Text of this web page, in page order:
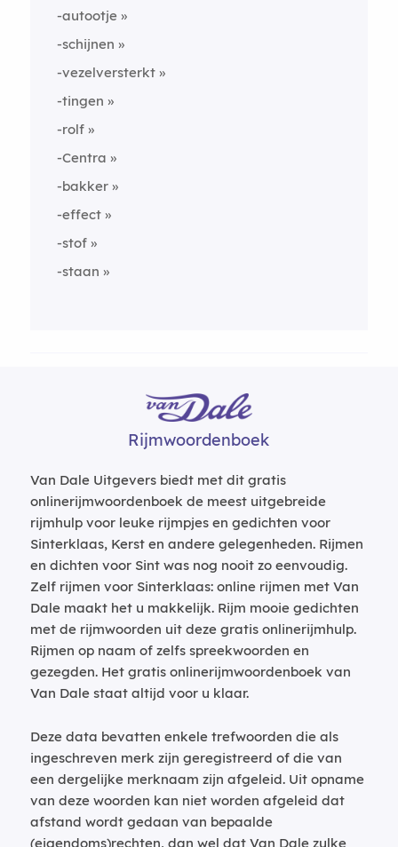
-autootje
-schijnen
-vezelversterkt
-tingen
-rolf
-Centra
-bakker
-effect
-stof
-staan
Rijmwoordenboek
Van Dale Uitgevers biedt met dit gratis
onlinerijmwoordenboek de meest uitgebreide
rijmhulp voor leuke rijmpjes en gedichten voor
Sinterklaas, Kerst en andere gelegenheden. Rijmen
en dichten voor Sint was nog nooit zo eenvoudig.
Zelf rijmen voor Sinterklaas: online rijmen met Van
Dale maakt het u makkelijk. Rijm mooie gedichten
met de rijmwoorden uit deze gratis onlinerijmhulp.
Rijmen op naam of zelfs spreekwoorden en
gezegden. Het gratis onlinerijmwoordenboek van
Van Dale staat altijd voor u klaar.
Deze data bevatten enkele trefwoorden die als
ingeschreven merk zijn geregistreerd of die van
een dergelijke merknaam zijn afgeleid. Uit opname
van deze woorden kan niet worden afgeleid dat
afstand wordt gedaan van bepaalde
(eigendoms)rechten, dan wel dat Van Dale zulke